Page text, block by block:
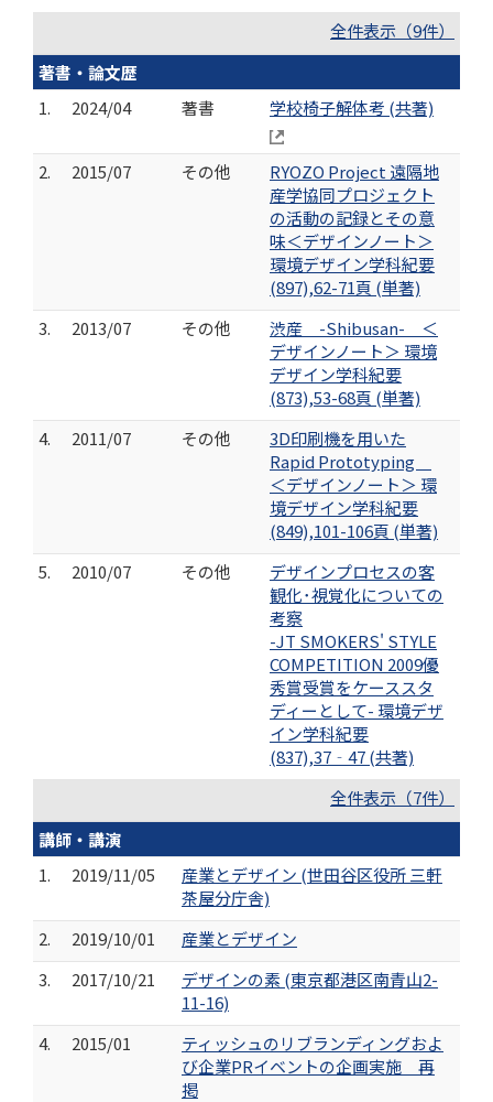
全件表示（9件）
著書・論文歴
1.
2024/04 著書 学校椅子解体考 (共著)
2. 2015/07 その他
RYOZO Project 遠隔地
産学協同プロジェクト
の活動の記録とその意
味＜デザインノート＞
環境デザイン学科紀要
(897),62-71頁 (単著)
3.
2013/07 その他
渋産 -Shibusan- ＜
デザインノート＞ 環境
デザイン学科紀要
(873),53-68頁 (単著)
4.
2011/07 その他
3D印刷機を用いた
Rapid Prototyping
＜デザインノート＞ 環
境デザイン学科紀要
(849),101-106頁 (単著)
5.
2010/07 その他
デザインプロセスの客
観化･視覚化についての
考察
-JT SMOKERS' STYLE
COMPETITION 2009優
秀賞受賞をケーススタ
ディーとして- 環境デザ
イン学科紀要
(837),37‐47 (共著)
全件表示（7件）
講師・講演
1.
2019/11/05
産業とデザイン (世田谷区役所 三軒
茶屋分庁舎)
2.
2019/10/01
産業とデザイン
3.
2017/10/21
デザインの素 (東京都港区南青山2-
11-16)
4.
2015/01
ティッシュのリブランディングおよ
び企業PRイベントの企画実施 再
掲